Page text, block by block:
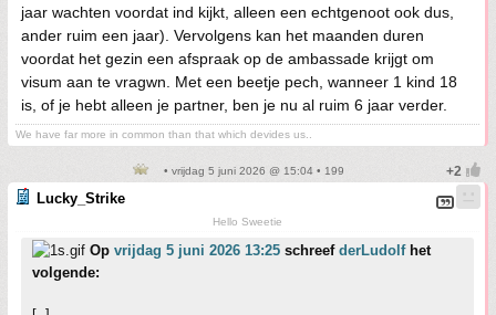
jaar wachten voordat ind kijkt, alleen een echtgenoot ook dus,
ander ruim een jaar). Vervolgens kan het maanden duren
voordat het gezin een afspraak op de ambassade krijgt om
visum aan te vragwn. Met een beetje pech, wanneer 1 kind 18
is, of je hebt alleen je partner, ben je nu al ruim 6 jaar verder.
We have far more in common than that which devides us..
• vrijdag 5 juni 2026 @ 15:04 • 199
Lucky_Strike
Hello Sweetie
Op vrijdag 5 juni 2026 13:25 schreef derLudolfhet
volgende: